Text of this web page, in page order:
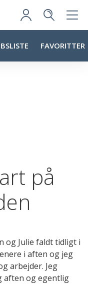
FAVORITTER
på
og Julie faldt tidligt i
i aften og jeg
arbejder. Jeg
aften og egentlig